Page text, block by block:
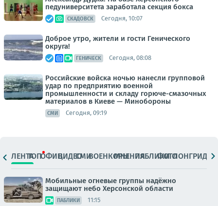
педуниверситета заработала секция бокса
СКАДОВСК Сегодня, 10:07
Доброе утро, жители и гости Генического
округа!
ГЕНИЧЕСК Сегодня, 08:08
Российские войска ночью нанесли групповой
удар по предприятию военной
промышленности и складу горюче-смазочных
материалов в Киеве — Минобороны
СМИ Сегодня, 09:19
ЛЕНТАТОПОФИЦ.ВИДЕОСМИВОЕНКОРЫМНЕНИЯПАБЛИКИ
ФОТОЛОНГРИДЫ
Мобильные огневые группы надёжно
защищают небо Херсонской области
ПАБЛИКИ 11:15